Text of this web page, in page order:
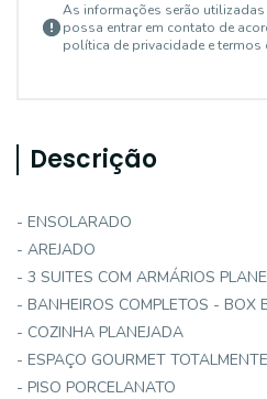
As informações serão
possa entrar em contato de
política de privacidade e termos
Descrição
- ENSOLARADO
- AREJADO
- 3 SUITES COM ARMÁRIOS
- BANHEIROS COMPLETOS - BOX
- COZINHA PLANEJADA
- ESPAÇO GOURMET
- PISO PORCELANATO